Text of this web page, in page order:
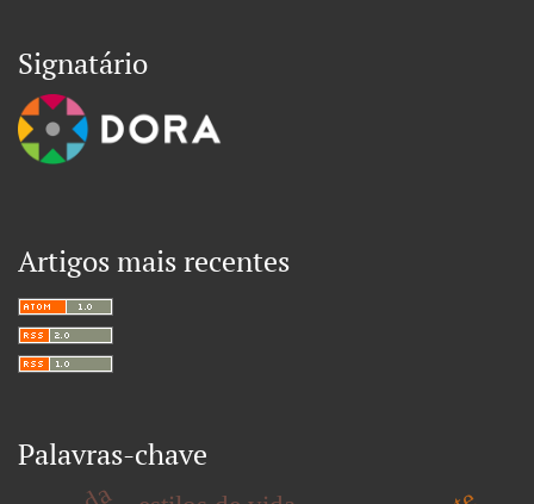
Signatário
Artigos mais recentes
Palavras-chave